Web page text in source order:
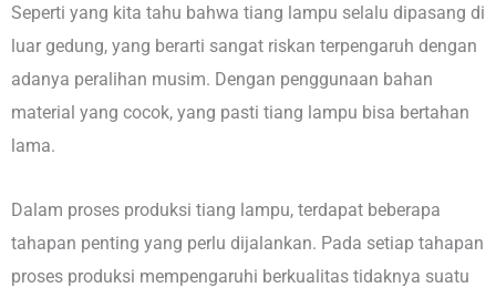
Seperti yang kita tahu bahwa tiang lampu selalu dipasang di
luar gedung, yang berarti sangat riskan terpengaruh dengan
adanya peralihan musim. Dengan penggunaan bahan
material yang cocok, yang pasti tiang lampu bisa bertahan
lama.
Dalam proses produksi tiang lampu, terdapat beberapa
tahapan penting yang perlu dijalankan. Pada setiap tahapan
proses produksi mempengaruhi berkualitas tidaknya suatu